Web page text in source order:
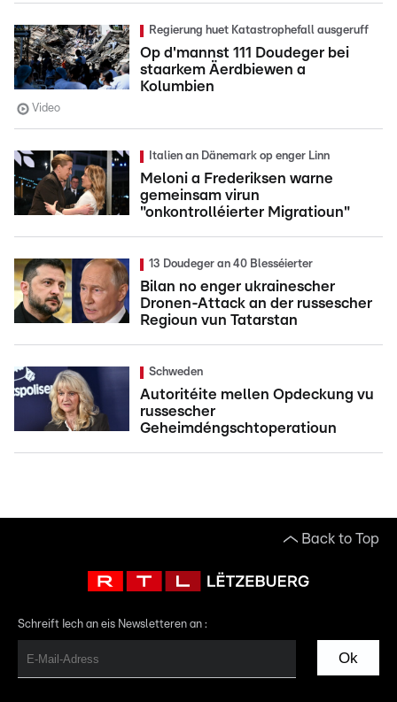
Regierung huet Katastrophefall ausgeruff
Op d'mannst 111 Doudeger bei
staarkem Äerdbiewen a
Kolumbien
Video
Italien an Dänemark op enger Linn
Meloni a Frederiksen warne
gemeinsam virun
"onkontrolléierter Migratioun"
13 Doudeger an 40 Blesséierter
Bilan no enger ukrainescher
Dronen-Attack an der russescher
Regioun vun Tatarstan
Schweden
Autoritéite mellen Opdeckung vu
russescher
Geheimdéngschtoperatioun
Back to Top
Schreift Iech an eis Newsletteren an :
Ok